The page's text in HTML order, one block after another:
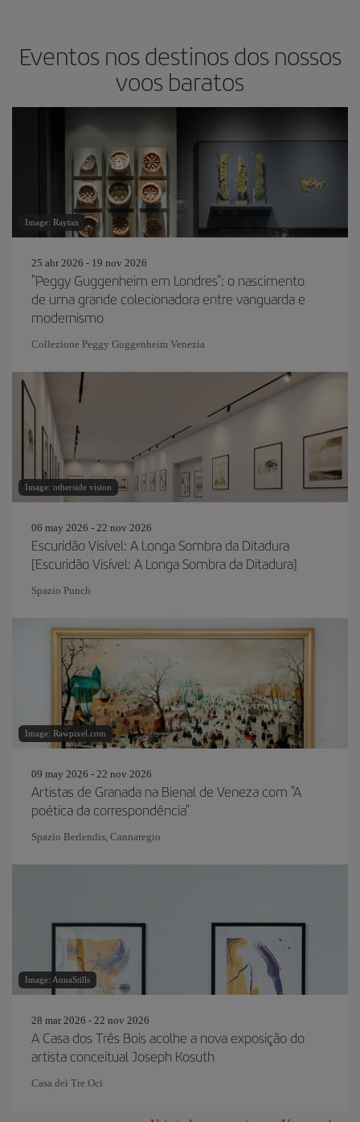
Eventos nos destinos dos nossos
voos baratos
Image: Raytan
25 abr 2026 - 19 nov 2026
"Peggy Guggenheim em Londres": o nascimento
de uma grande colecionadora entre vanguarda e
modernismo
Collezione Peggy Guggenheim Venezia
Image: otherside vision
06 may 2026 - 22 nov 2026
Escuridão Visível: A Longa Sombra da Ditadura
[Escuridão Visível: A Longa Sombra da Ditadura]
Spazio Punch
Image: Rawpixel.com
09 may 2026 - 22 nov 2026
Artistas de Granada na Bienal de Veneza com "A
poética da correspondência"
Spazio Berlendis, Cannaregio
Image: AnnaStills
28 mar 2026 - 22 nov 2026
A Casa dos Três Bois acolhe a nova exposição do
artista conceitual Joseph Kosuth
Casa dei Tre Oci